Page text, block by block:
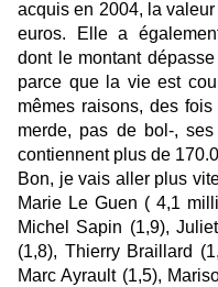
acquis en 2004, la
euros. Elle a
dont le montant
parce que la vie est
mêmes raisons, des
merde, pas de bol-,
contiennent plus de
Bon, je vais aller plus
Marie Le Guen ( 4,1
Michel Sapin (1,9),
(1,8), Thierry Braillard
Marc Ayrault (1,5),